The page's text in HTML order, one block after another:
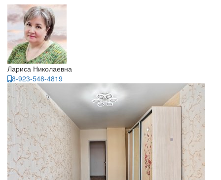
Лариса Николаевна
8-923-548-4819